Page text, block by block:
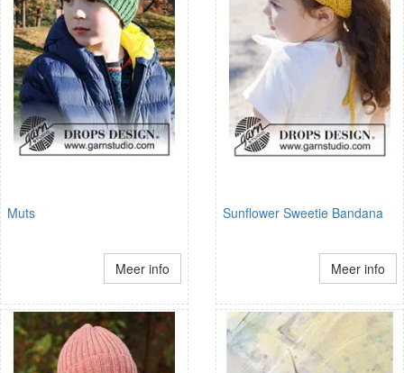
Muts
Meer info
Sunflower Sweetie Bandana
Meer info